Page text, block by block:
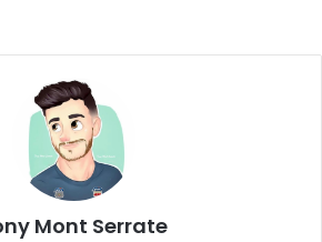
Mont Serrate